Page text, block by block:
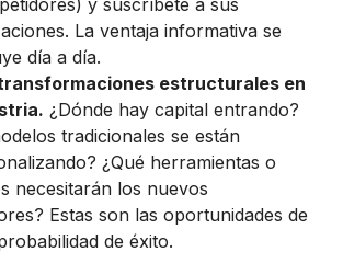
La ventaja informativa se
día a día.
estructurales en
¿Dónde hay capital entrando?
tradicionales se están
¿Qué herramientas o
necesitarán los nuevos
Estas son las oportunidades de
de éxito.